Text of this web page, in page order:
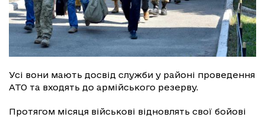
Усі вони мають досвід служби у районі проведення
АТО та входять до армійського резерву.
Протягом місяця військові відновлять свої бойові